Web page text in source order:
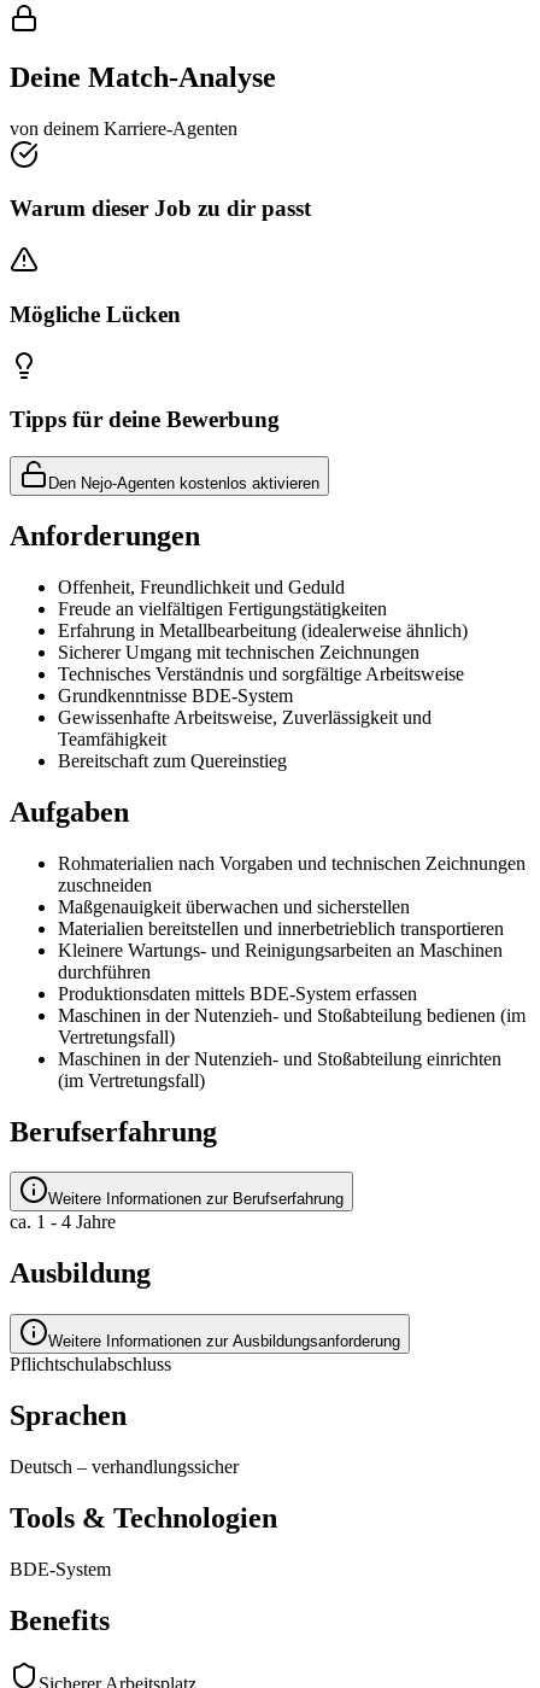
Deine Match-Analyse
von deinem Karriere-Agenten
Warum dieser Job zu dir passt
Mögliche Lücken
Tipps für deine Bewerbung
Den Nejo-Agenten kostenlos aktivieren
Anforderungen
Offenheit, Freundlichkeit und Geduld
Freude an vielfältigen Fertigungstätigkeiten
Erfahrung in Metallbearbeitung (idealerweise ähnlich)
Sicherer Umgang mit technischen Zeichnungen
Technisches Verständnis und sorgfältige Arbeitsweise
Grundkenntnisse BDE-System
Gewissenhafte Arbeitsweise, Zuverlässigkeit und
Teamfähigkeit
Bereitschaft zum Quereinstieg
Aufgaben
Rohmaterialien nach Vorgaben und technischen Zeichnungen
zuschneiden
Maßgenauigkeit überwachen und sicherstellen
Materialien bereitstellen und innerbetrieblich transportieren
Kleinere Wartungs- und Reinigungsarbeiten an Maschinen
durchführen
Produktionsdaten mittels BDE-System erfassen
Maschinen in der Nutenzieh- und Stoßabteilung bedienen (im
Vertretungsfall)
Maschinen in der Nutenzieh- und Stoßabteilung einrichten
(im Vertretungsfall)
Berufserfahrung
Weitere Informationen zur Berufserfahrung
ca. 1 - 4 Jahre
Ausbildung
Weitere Informationen zur Ausbildungsanforderung
Pflichtschulabschluss
Sprachen
Deutsch – verhandlungssicher
Tools & Technologien
BDE-System
Benefits
Sicherer Arbeitsplatz